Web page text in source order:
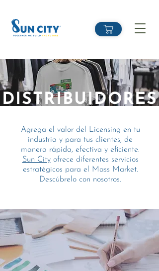
DISTRIBUIDORES
Agrega el valor del Licensing en tu
industria y para tus clientes, de
manera rápida, efectiva y eficiente.
Sun Cityofrece diferentes servicios
estratégicos para el Mass Market.
Descúbrelo con nosotros.